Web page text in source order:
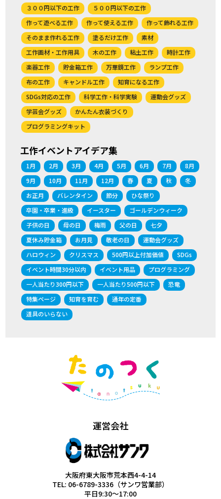
３００円以下の工作
５００円以下の工作
作って遊べる工作
作って使える工作
作って飾れる工作
そのまま作れる工作
塗るだけ工作
素材
工作画材・工作用具
木の工作 粘土工作
時計工作
楽器工作
貯金箱工作 万華鏡工作
ランプ工作
布の工作
キャンドル工作
知育になる工作
SDGs対応の工作
科学工作・科学実験
運動会グッズ
学芸会グッズ
かんたん衣装づくり
プログラミングキット
工作イベントアイデア集
1月 2月 3月 4月 5月 6月 7月
8月
9月
10月 11月 12月 春 夏 秋
冬
お正月
バレンタイン 節分
ひな祭り
卒園・卒業・進級
イースター
ゴールデンウィーク
子供の日
母の日 梅雨 父の日
七夕
夏休み貯金箱
お月見 敬老の日
運動会グッズ
ハロウィン
クリスマス 500円以上付加価値
SDGs
イベント時間30分以内
イベント用品
プログラミング
一人当たり300円以下
一人当たり500円以下
恐竜
特集ページ
知育を育む
通年の定番
道具のいらない
運営会社
大阪府東大阪市荒本西4-4-14
TEL: 06-6789-3336（サンワ営業部）
平日9:30～17:00